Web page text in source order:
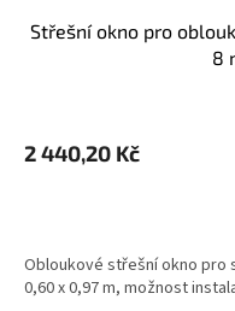
střešní okno pro obloukový skleník LANITPLAST LUCIUS
8
2 440,20 Kč
Obloukové střešní okno pro
0,60 x 0,97 m, možnost